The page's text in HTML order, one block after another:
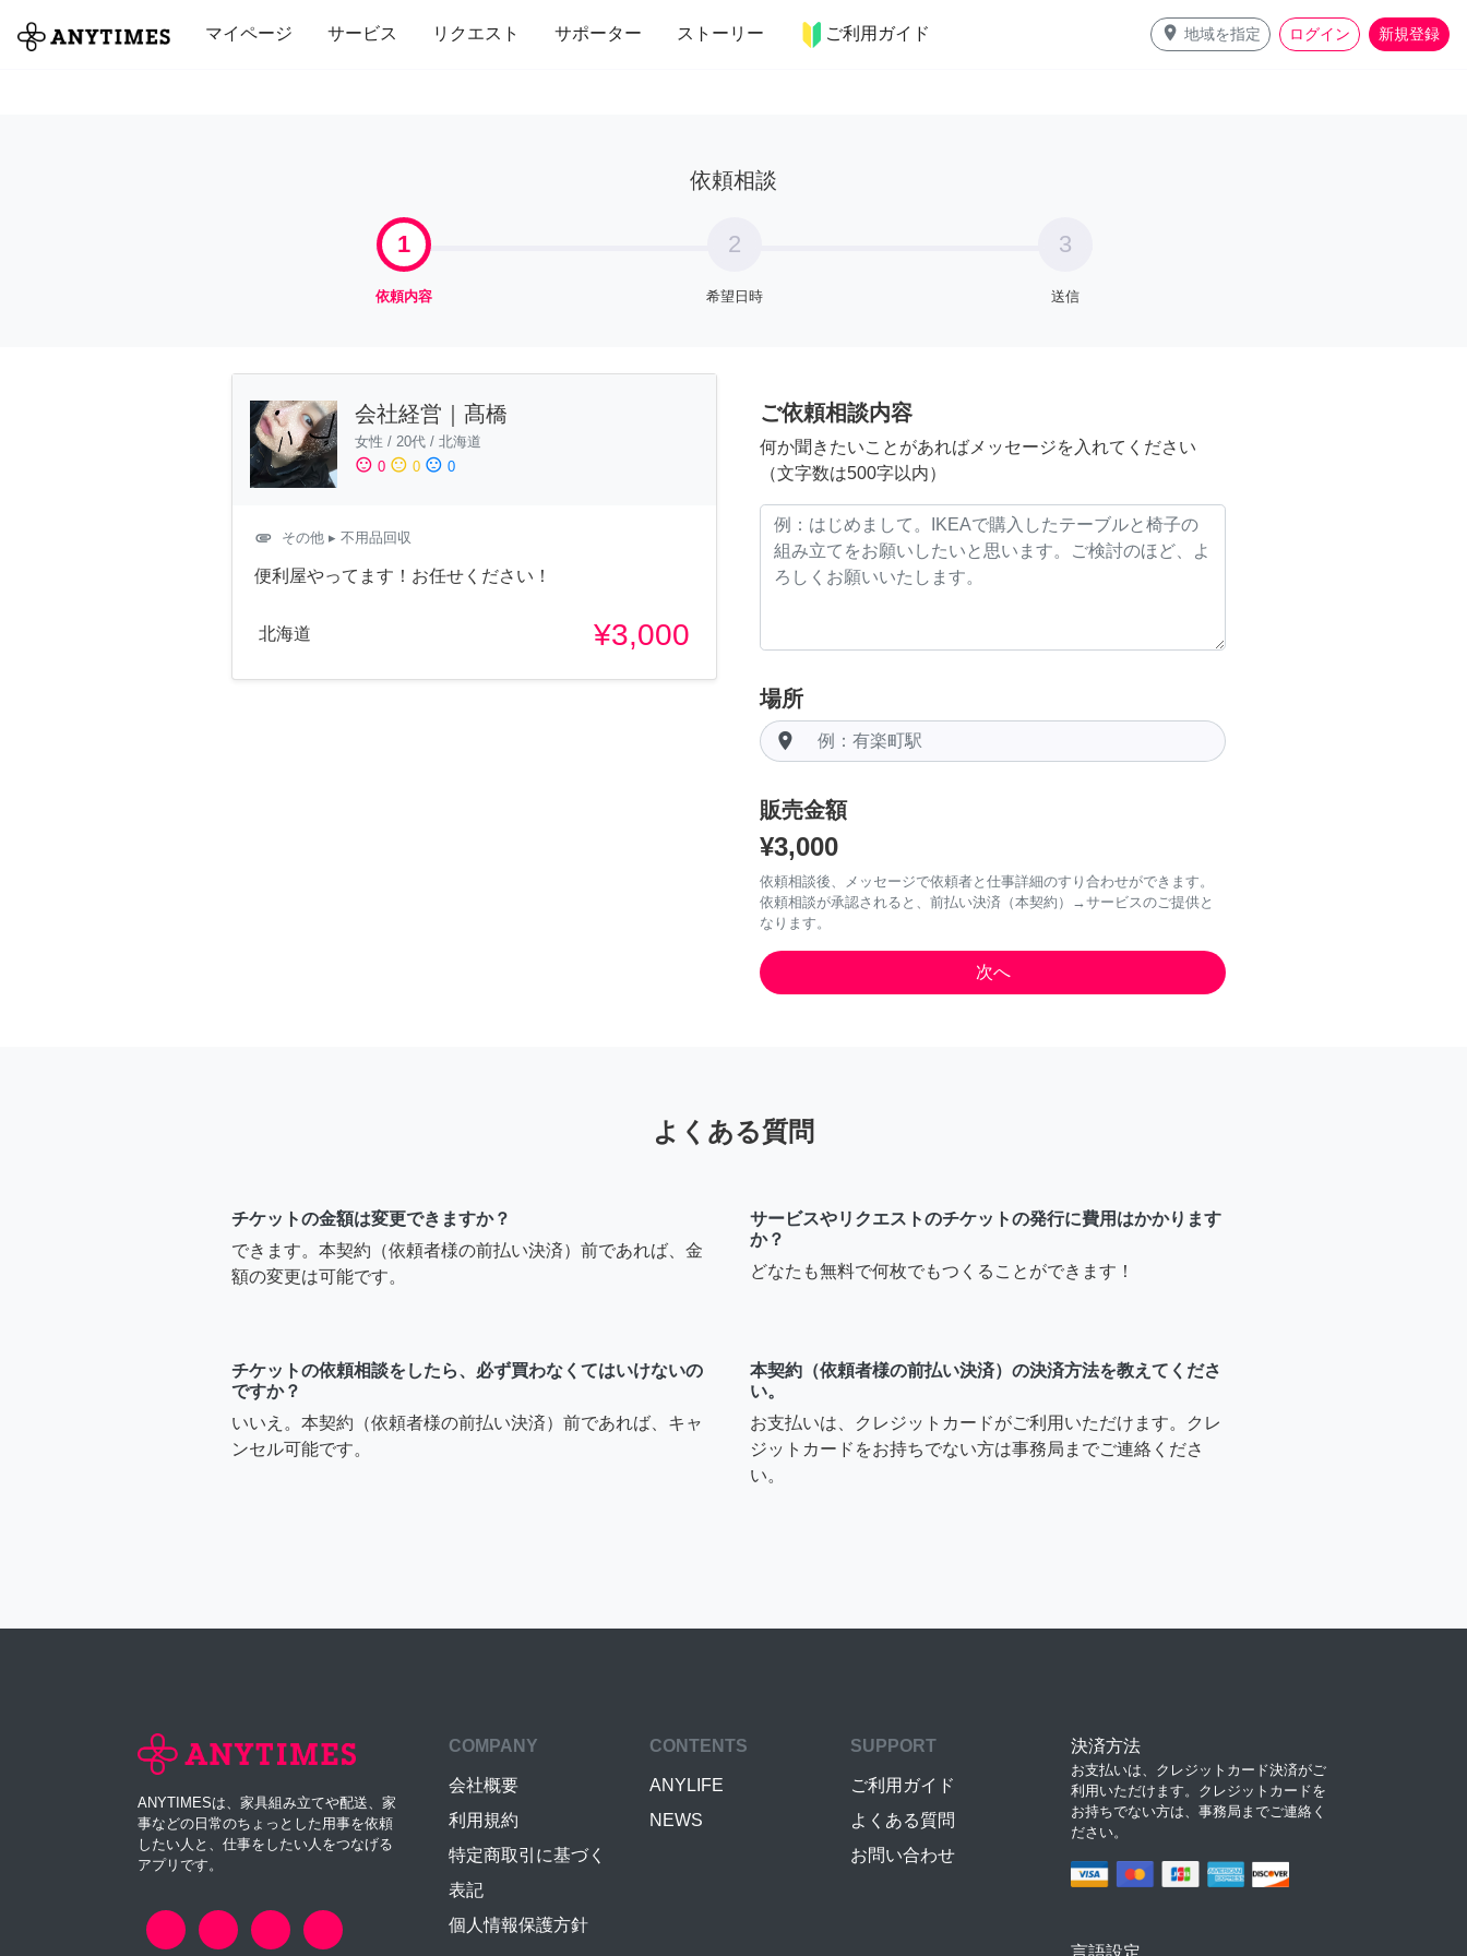
マイページ サービス リクエスト サポーター ストーリー ご利用ガイド place 地域を指定 ログイン 新規登録
全て 修理・組立 家事 引っ越し インテリア 趣味・習い事 ペット 料理
依頼相談
1
依頼内容
2
希望日時
3
送信
会社経営｜髙橋
女性 / 20代 / 北海道
sentiment_satisfied 0 sentiment_neutral 0 sentiment_dissatisfied 0
attachment その他 ▸ 不用品回収
便利屋やってます！お任せください！
北海道 ¥3,000
ご依頼相談内容
何か聞きたいことがあればメッセージを入れてください
（文字数は500字以内）
場所
room
販売金額
¥3,000
依頼相談後、メッセージで依頼者と仕事詳細のすり合わせができます。
依頼相談が承認されると、前払い決済（本契約）→サービスのご提供と
なります。
よくある質問
チケットの金額は変更できますか？
できます。本契約（依頼者様の前払い決済）前であれば、金
額の変更は可能です。
サービスやリクエストのチケットの発行に費用はかかります
か？
どなたも無料で何枚でもつくることができます！
チケットの依頼相談をしたら、必ず買わなくてはいけないの
ですか？
いいえ。本契約（依頼者様の前払い決済）前であれば、キャ
ンセル可能です。
本契約（依頼者様の前払い決済）の決済方法を教えてくださ
い。
お支払いは、クレジットカードがご利用いただけます。クレ
ジットカードをお持ちでない方は事務局までご連絡くださ
い。
ANYTIMESは、家具組み立てや配送、家
事などの日常のちょっとした用事を依頼
したい人と、仕事をしたい人をつなげる
アプリです。
COMPANY
会社概要
利用規約
特定商取引に基づく
表記
個人情報保護方針
CONTENTS
ANYLIFE
NEWS
SUPPORT
ご利用ガイド
よくある質問
お問い合わせ
決済方法
お支払いは、クレジットカード決済がご
利用いただけます。クレジットカードを
お持ちでない方は、事務局までご連絡く
ださい。
言語設定